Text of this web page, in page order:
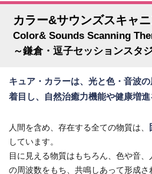
カラー&サウンズスキャ
Color& Sounds Scanning
～鎌倉・逗子セッションスタ
キュア・カラーは、光と色・音波
着目し、自然治癒力機能や健康増進
人間を含め、存在する全ての物質は、
しています。
目に見える物質はもちろん、色や音
の周波数をもち、共鳴しあって形成さ